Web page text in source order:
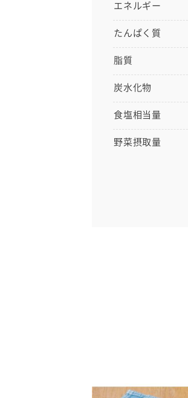
エネルギー
たんぱく質
脂質
炭水化物
食塩相当量
野菜摂取量